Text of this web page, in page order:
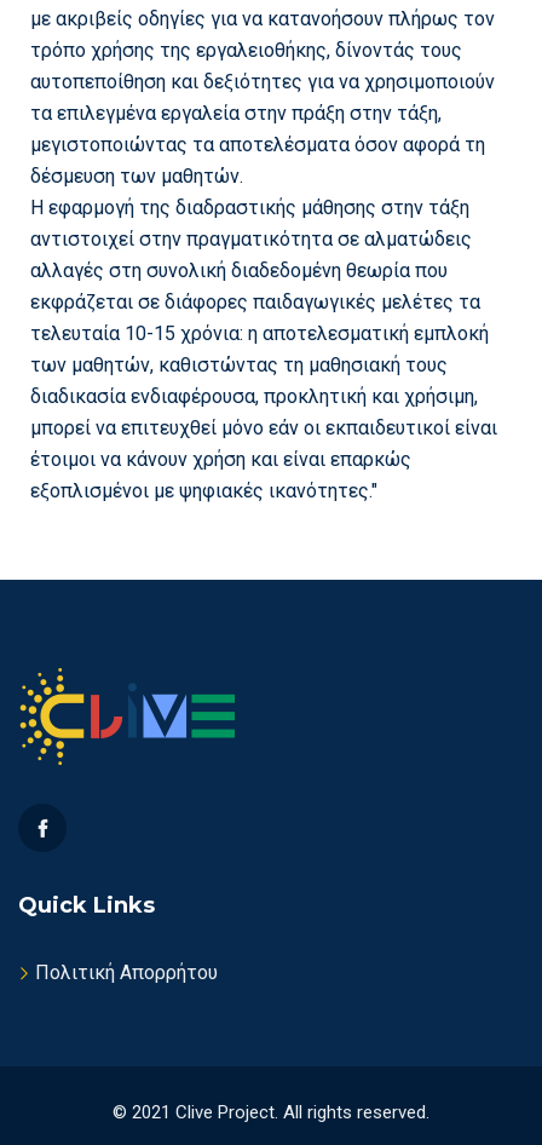
με ακριβείς οδηγίες για να κατανοήσουν πλήρως τον
τρόπο χρήσης της εργαλειοθήκης, δίνοντάς τους
αυτοπεποίθηση και δεξιότητες για να χρησιμοποιούν
τα επιλεγμένα εργαλεία στην πράξη στην τάξη,
μεγιστοποιώντας τα αποτελέσματα όσον αφορά τη
δέσμευση των μαθητών.
Η εφαρμογή της διαδραστικής μάθησης στην τάξη
αντιστοιχεί στην πραγματικότητα σε αλματώδεις
αλλαγές στη συνολική διαδεδομένη θεωρία που
εκφράζεται σε διάφορες παιδαγωγικές μελέτες τα
τελευταία 10-15 χρόνια: η αποτελεσματική εμπλοκή
των μαθητών, καθιστώντας τη μαθησιακή τους
διαδικασία ενδιαφέρουσα, προκλητική και χρήσιμη,
μπορεί να επιτευχθεί μόνο εάν οι εκπαιδευτικοί είναι
έτοιμοι να κάνουν χρήση και είναι επαρκώς
εξοπλισμένοι με ψηφιακές ικανότητες."
Quick Links
Πολιτική Απορρήτου
© 2021 Clive Project. All rights reserved.